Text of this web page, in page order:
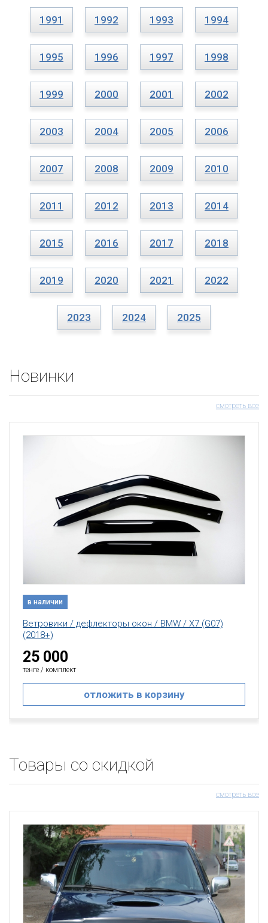
1991 1992 1993 1994
1995 1996 1997 1998
1999 2000 2001 2002
2003 2004 2005 2006
2007 2008 2009 2010
2011 2012 2013 2014
2015 2016 2017 2018
2019 2020 2021 2022
2023 2024 2025
Новинки
смотреть все
в наличии
Ветровики / дефлекторы окон / BMW / X7 (G07)
(2018+)
25 000
тенге / комплект
отложить в корзину
Товары со скидкой
смотреть все